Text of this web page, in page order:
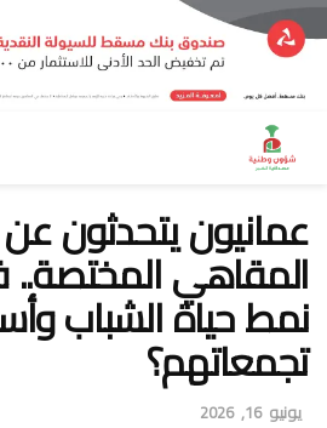
عمانيون يتحدثون
المقاهي المختصة..
نمط حياة الشباب
تجمعاتهم؟
يونيو 16, 2026